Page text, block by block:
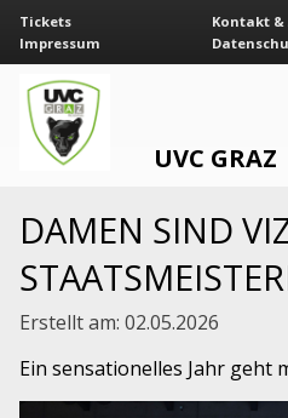
Tickets
Kontakt
Impressum
UVC GRAZ
DAMEN SIND
Erstellt am: 02.05.2026
Ein sensationelles Jahr geht